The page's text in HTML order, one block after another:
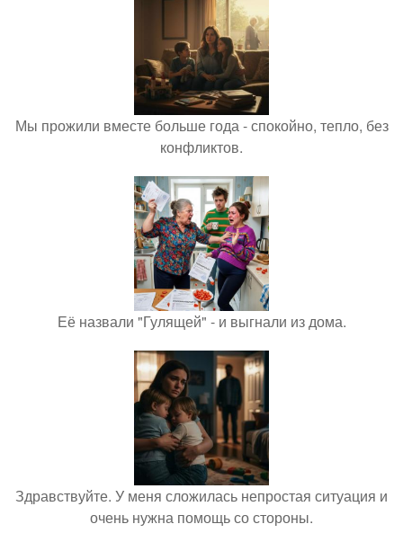
Мы прожили вместе больше года - спокойно, тепло, без
конфликтов.
Её назвали "Гулящей" - и выгнали из дома.
Здравствуйте. У меня сложилась непростая ситуация и
очень нужна помощь со стороны.